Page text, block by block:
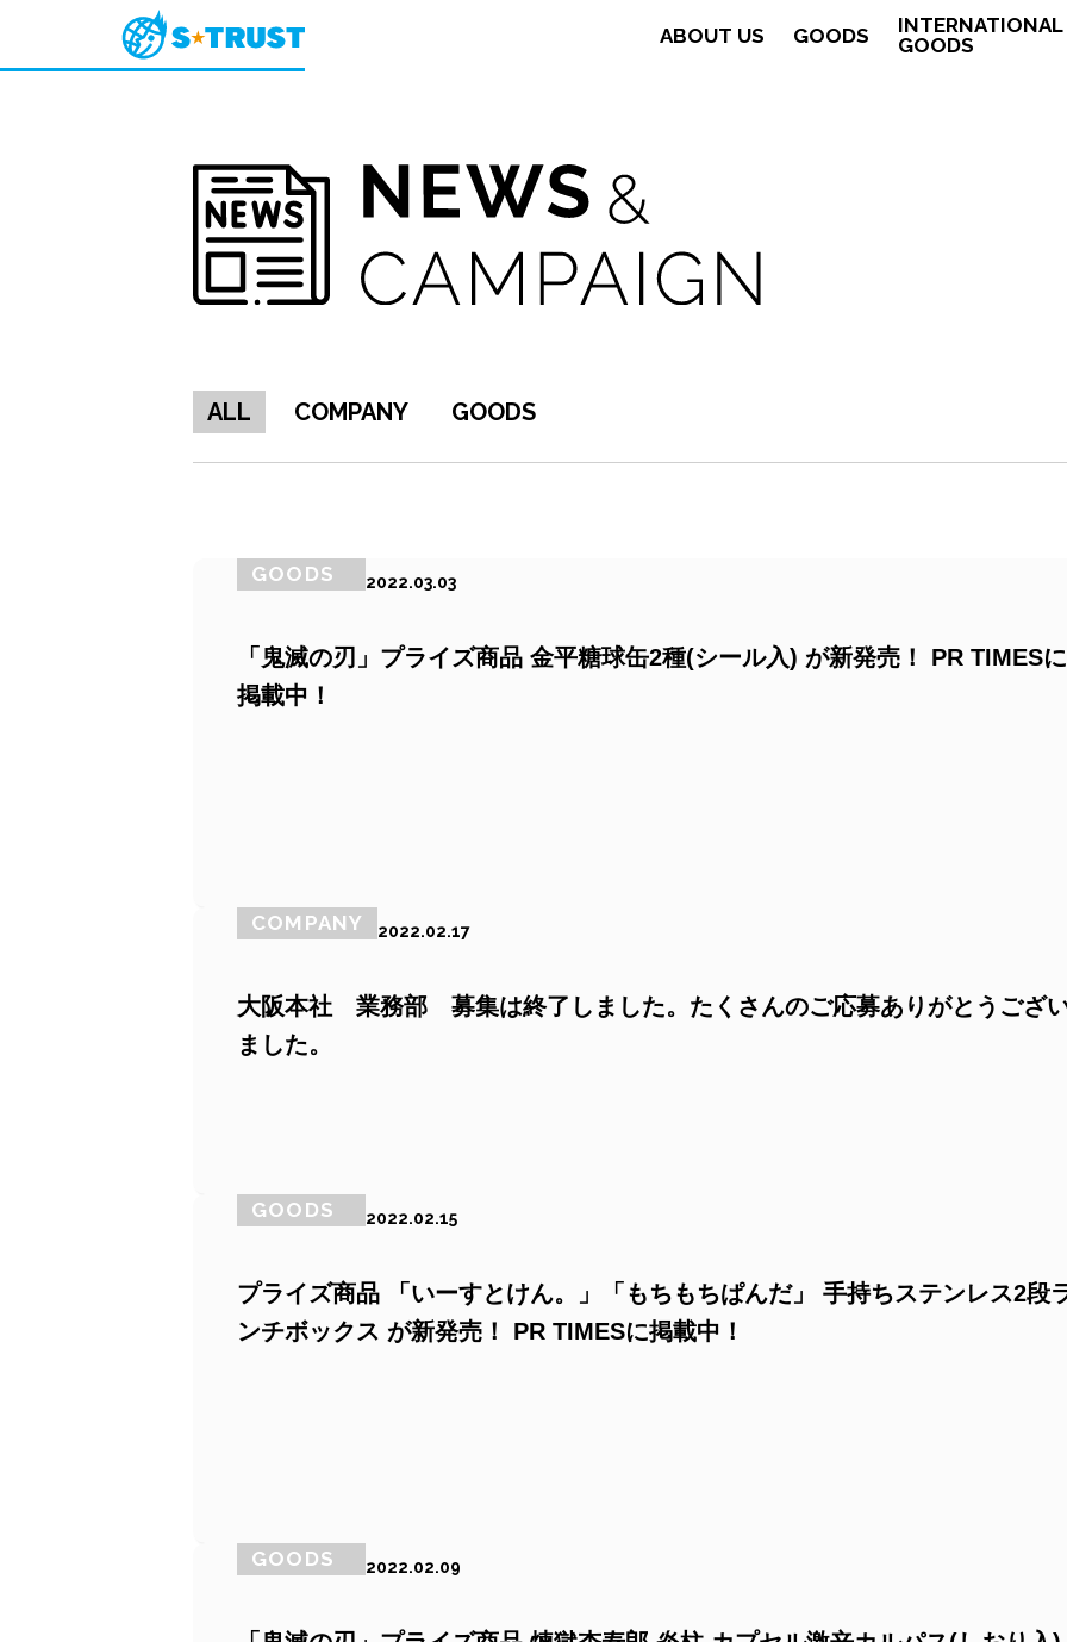
ABOUT US GOODS
INTERNATIONAL
GOODS
ALL COMPANY GOODS
GOODS 2022.03.03
「鬼滅の刃」プライズ商品 金平糖球缶2種(シール入) が新発売！ PR TIMESに
掲載中！
COMPANY 2022.02.17
大阪本社 業務部 募集は終了しました。たくさんのご応募ありがとうござ
ました。
GOODS 2022.02.15
プライズ商品 「いーすとけん。」「もちもちぱんだ」 手持ちステンレス2段
ンチボックス が新発売！ PR TIMESに掲載中！
GOODS 2022.02.09